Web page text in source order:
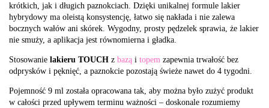
krótkich, jak i długich paznokciach. Dzięki unikalnej formule lakier
hybrydowy ma oleistą konsystencję, łatwo się nakłada i nie zalewa
bocznych wałów ani skórek. Wygodny, prosty pędzelek sprawia, że lakier
nie smuży, a aplikacja jest równomierna i gładka.
Stosowanie lakieru TOUCH z bazą i topem zapewnia trwałość bez
odprysków i pęknięć, a paznokcie pozostają świeże nawet do 4 tygodni.
Pojemność 9 ml została opracowana tak, aby można było zużyć produkt
w całości przed upływem terminu ważności – doskonale rozumiemy